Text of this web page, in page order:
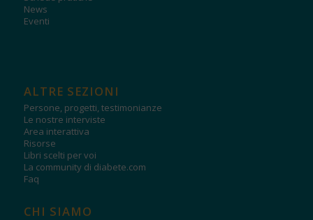
News
Eventi
ALTRE SEZIONI
Persone, progetti, testimonianze
Le nostre interviste
Area interattiva
Risorse
Libri scelti per voi
La community di diabete.com
Faq
CHI SIAMO